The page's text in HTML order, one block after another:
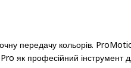
передачу кольорів.
як професійний інструмент